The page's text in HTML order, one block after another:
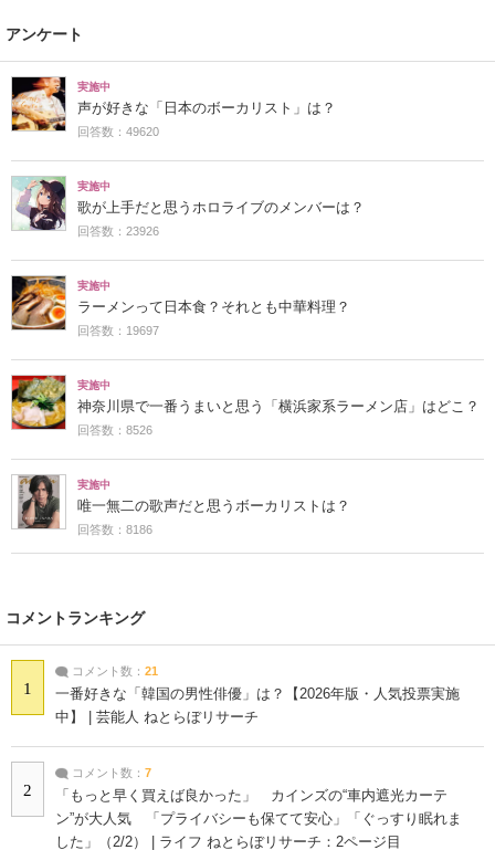
アンケート
実施中
声が好きな「日本のボーカリスト」は？
回答数：49620
実施中
歌が上手だと思うホロライブのメンバーは？
回答数：23926
実施中
ラーメンって日本食？それとも中華料理？
回答数：19697
実施中
神奈川県で一番うまいと思う「横浜家系ラーメン店」はどこ？
回答数：8526
実施中
唯一無二の歌声だと思うボーカリストは？
回答数：8186
コメントランキング
1
コメント数： 21
一番好きな「韓国の男性俳優」は？【2026年版・人気投票実施
中】 | 芸能人 ねとらぼリサーチ
2
コメント数： 7
「もっと早く買えば良かった」 カインズの“車内遮光カーテ
ン”が大人気 「プライバシーも保てて安心」「ぐっすり眠れま
した」（2/2） | ライフ ねとらぼリサーチ：2ページ目